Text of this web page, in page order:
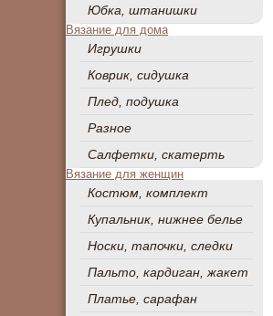
Юбка, штанишки
Вязание для дома
Игрушки
Коврик, сидушка
Плед, подушка
Разное
Салфетки, скатерть
Вязание для женщин
Костюм, комплект
Купальник, нижнее белье
Носки, тапочки, следки
Пальто, кардиган, жакет
Платье, сарафан